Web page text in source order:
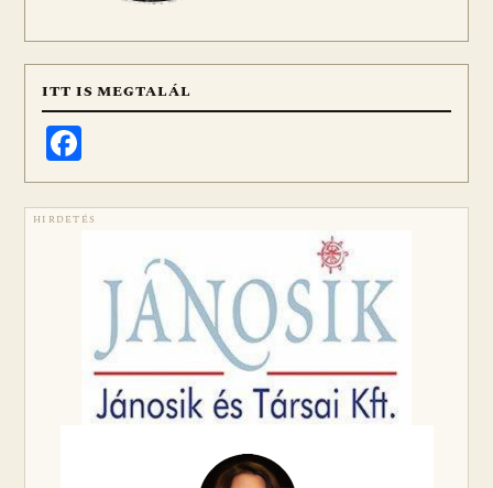
ITT IS MEGTALÁL
HIRDETÉS